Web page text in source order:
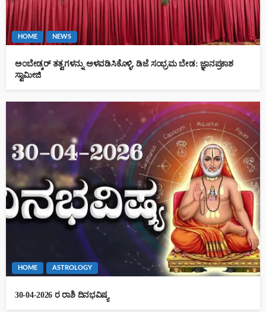
HOME NEWS
ಅಂಬೇಡ್ಕರ್ ತತ್ವಗಳನ್ನು ಅಳವಡಿಸಿಕೊಳ್ಳಿ, ಡಿಜೆ ಸಂಭ್ರಮ ಬೇಡ: ಜ್ಞಾನಪ್ರಕಾಶ
ಸ್ವಾಮೀಜಿ
HOME ASTROLOGY
30-04-2026 ರ ರಾಶಿ ದಿನಭವಿಷ್ಯ